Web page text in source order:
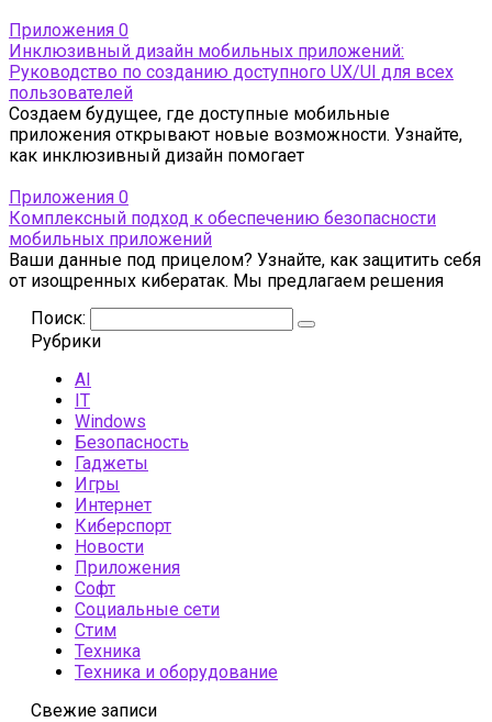
Приложения 0
Инклюзивный дизайн мобильных приложений:
Руководство по созданию доступного UX/UI для всех
пользователей
Создаем будущее, где доступные мобильные
приложения открывают новые возможности. Узнайте,
как инклюзивный дизайн помогает
Приложения 0
Комплексный подход к обеспечению безопасности
мобильных приложений
Ваши данные под прицелом? Узнайте, как защитить себя
от изощренных кибератак. Мы предлагаем решения
Поиск:
Рубрики
AI
IT
Windows
Безопасность
Гаджеты
Игры
Интернет
Киберспорт
Новости
Приложения
Софт
Социальные сети
Стим
Техника
Техника и оборудование
Свежие записи